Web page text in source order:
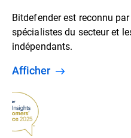
Bitdefender est reconnu
spécialistes du secteur et
indépendants.
Afficher